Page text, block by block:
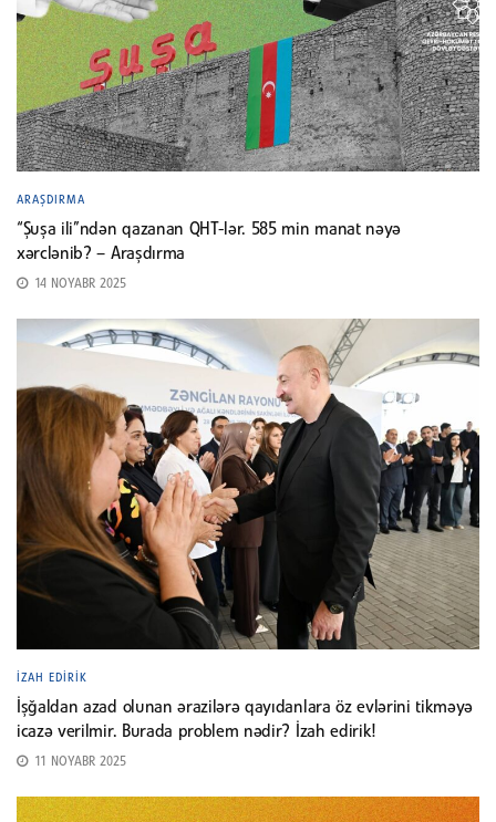
ARAŞDIRMA
“Şuşa ili”ndən qazanan QHT-lər. 585 min manat nəyə
xərclənib? – Araşdırma
14 NOYABR 2025
İZAH EDIRIK
İşğaldan azad olunan ərazilərə qayıdanlara öz evlərini tikməyə
icazə verilmir. Burada problem nədir? İzah edirik!
11 NOYABR 2025